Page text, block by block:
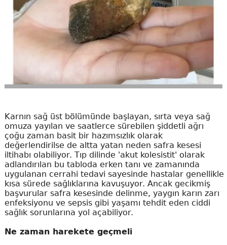
Karnın sağ üst bölümünde başlayan, sırta veya sağ
omuza yayılan ve saatlerce sürebilen şiddetli ağrı
çoğu zaman basit bir hazımsızlık olarak
değerlendirilse de altta yatan neden safra kesesi
iltihabı olabiliyor. Tıp dilinde 'akut kolesistit' olarak
adlandırılan bu tabloda erken tanı ve zamanında
uygulanan cerrahi tedavi sayesinde hastalar genellikle
kısa sürede sağlıklarına kavuşuyor. Ancak gecikmiş
başvurular safra kesesinde delinme, yaygın karın zarı
enfeksiyonu ve sepsis gibi yaşamı tehdit eden ciddi
sağlık sorunlarına yol açabiliyor.
Ne zaman harekete geçmeli